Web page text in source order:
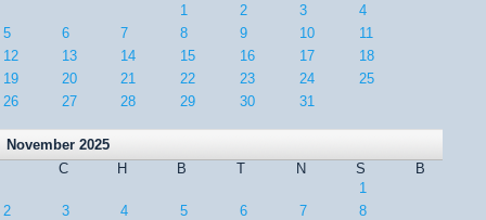
1
2 3
4
5
6 7 8 9 10
11
12
13 14 15 16 17
18
19
20 21 22 23 24
25
26
27 28 29 30 31
November 2025
C
H B T N S
B
1
2
3 4 5 6 7
8